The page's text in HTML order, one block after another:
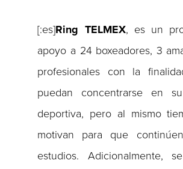
[:es]Ring TELMEX, es un
apoyo a 24 boxeadores, 3
profesionales con la
puedan concentrarse en
deportiva, pero al mismo
motivan para que
estudios. Adicionalmente,